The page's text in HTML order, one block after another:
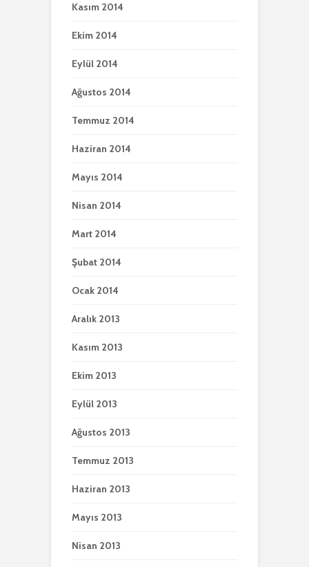
Kasım 2014
Ekim 2014
Eylül 2014
Ağustos 2014
Temmuz 2014
Haziran 2014
Mayıs 2014
Nisan 2014
Mart 2014
Şubat 2014
Ocak 2014
Aralık 2013
Kasım 2013
Ekim 2013
Eylül 2013
Ağustos 2013
Temmuz 2013
Haziran 2013
Mayıs 2013
Nisan 2013